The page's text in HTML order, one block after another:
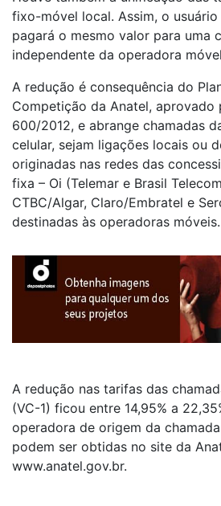
fixo-móvel local. Assim, o
pagará o mesmo valor para uma
independente da operadora
A redução é consequência do
Competição da Anatel, aprovado
600/2012, e abrange chamadas
celular, sejam ligações locais ou
originadas nas redes das
fixa – Oi (Telemar e Brasil
CTBC/Algar, Claro/Embratel e
destinadas às operadoras móveis.
A redução nas tarifas das
(VC-1) ficou entre 14,95% a
operadora de origem da
podem ser obtidas no site da
www.anatel.gov.br.